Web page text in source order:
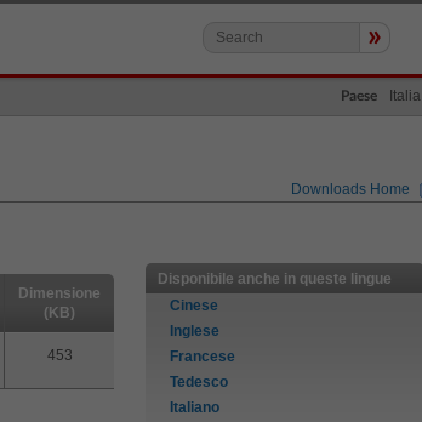
»
Paese Italia
Downloads Home
Dimensione
(KB)
453
Disponibile anche in queste lingue
Cinese
Inglese
Francese
Tedesco
Italiano